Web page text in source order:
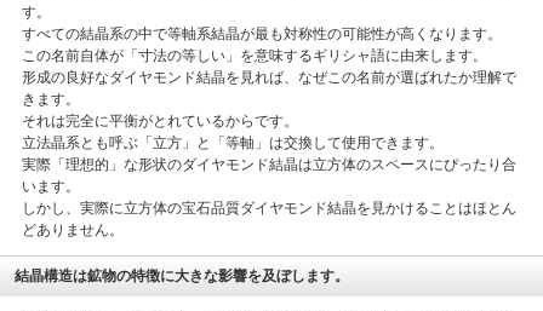
す。
すべての結晶系の中で等軸系結晶が最も対称性の可能性が高くなります。
この名前自体が「寸法の等しい」を意味するギリシャ語に由来します。
形成の良好なダイヤモンド結晶を見れば、なぜこの名前が選ばれたか理解で
きます。
それは完全に平衡がとれているからです。
立法晶系とも呼ぶ「立方」と「等軸」は交換して使用できます。
実際「理想的」な形状のダイヤモンド結晶は立方体のスペースにぴったり合
います。
しかし、実際に立方体の宝石品質ダイヤモンド結晶を見かけることはほとん
どありません。
結晶構造は鉱物の特徴に大きな影響を及ぼします。